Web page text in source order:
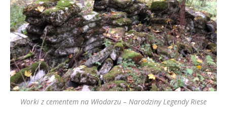
Worki z cementem na Włodarzu – Narodziny Legendy Riese